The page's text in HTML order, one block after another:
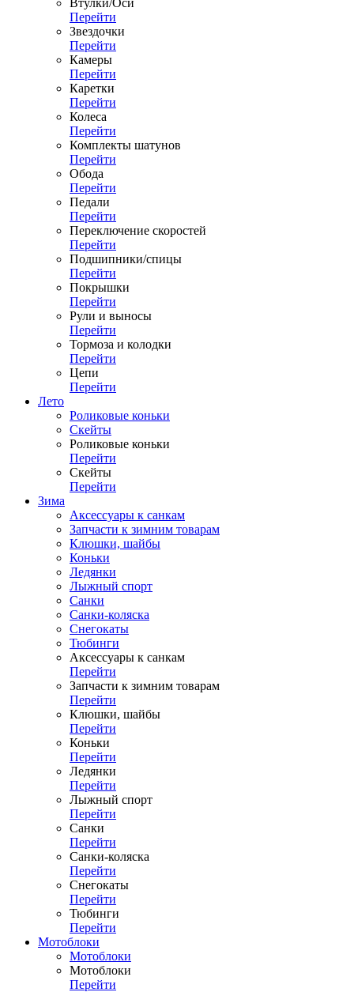
Втулки/Оси
Перейти
Звездочки
Перейти
Камеры
Перейти
Каретки
Перейти
Колеса
Перейти
Комплекты шатунов
Перейти
Обода
Перейти
Педали
Перейти
Переключение скоростей
Перейти
Подшипники/спицы
Перейти
Покрышки
Перейти
Рули и выносы
Перейти
Тормоза и колодки
Перейти
Цепи
Перейти
Лето
Роликовые коньки
Скейты
Роликовые коньки
Перейти
Скейты
Перейти
Зима
Аксессуары к санкам
Запчасти к зимним товарам
Клюшки, шайбы
Коньки
Ледянки
Лыжный спорт
Санки
Санки-коляска
Снегокаты
Тюбинги
Аксессуары к санкам
Перейти
Запчасти к зимним товарам
Перейти
Клюшки, шайбы
Перейти
Коньки
Перейти
Ледянки
Перейти
Лыжный спорт
Перейти
Санки
Перейти
Санки-коляска
Перейти
Снегокаты
Перейти
Тюбинги
Перейти
Мотоблоки
Мотоблоки
Мотоблоки
Перейти